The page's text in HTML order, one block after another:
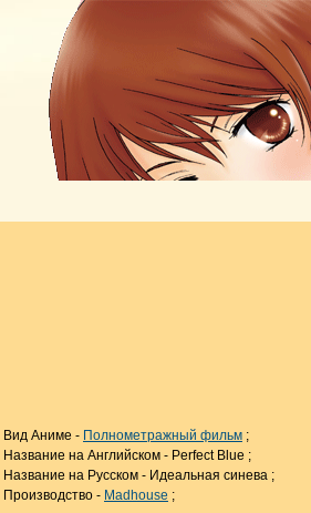
Вид Аниме - Полнометражный фильм ;
Название на Английском - Perfect Blue ;
Название на Русском - Идеальная синева ;
Производство - Madhouse ;